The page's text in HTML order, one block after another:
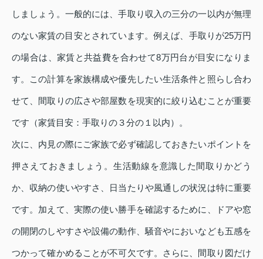
しましょう。一般的には、手取り収入の三分の一以内が無理
のない家賃の目安とされています。例えば、手取りが25万円
の場合は、家賃と共益費を合わせて8万円台が目安になりま
す。この計算を家族構成や優先したい生活条件と照らし合わ
せて、間取りの広さや部屋数を現実的に絞り込むことが重要
です（家賃目安：手取りの３分の１以内）。
次に、内見の際にご家族で必ず確認しておきたいポイントを
押さえておきましょう。生活動線を意識した間取りかどう
か、収納の使いやすさ、日当たりや風通しの状況は特に重要
です。加えて、実際の使い勝手を確認するために、ドアや窓
の開閉のしやすさや設備の動作、騒音やにおいなども五感を
つかって確かめることが不可欠です。さらに、間取り図だけ